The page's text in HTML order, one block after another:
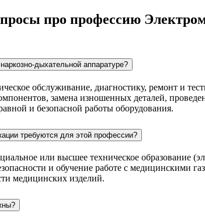
про профессию
дыхательной аппаратуре?
обслуживание, диагностику, ремонт и
замена изношенных деталей,
и безопасной работы оборудования.
требуются для этой профессии?
или высшее техническое
и обучение работе с медицинскими
медицинских изделий.